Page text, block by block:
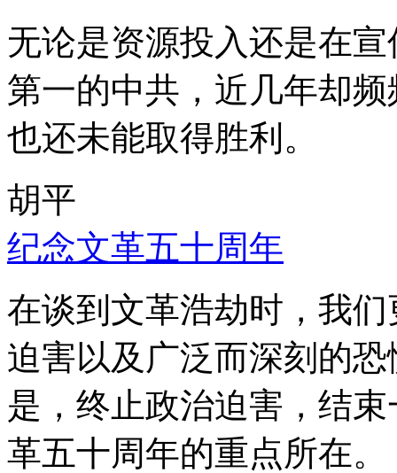
无论是资源投入还是在
第一的中共，近几年却
也还未能取得胜利。
胡平
纪念文革五十周年
在谈到文革浩劫时，我
迫害以及广泛而深刻的
是，终止政治迫害，结
革五十周年的重点所在。